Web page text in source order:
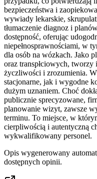
bezpieczeństwa i
wywiady lekarskie,
tłumaczenie diagnoz i
dostępność, oferując
niepełnosprawnościami, w
dla osób na wózkach. Jako
oraz transpłciowych, tworzy
życzliwości i zrozumienia.
stacjonarne, jak i wygodne
dużym uznaniem. Choć
publicznie sprecyzowane,
planowanie wizyt, zawsze
terminu. To miejsce, w
cierpliwością i autentyczną
wykwalifikowany personel.
Opis wygenerowany
dostępnych opinii.